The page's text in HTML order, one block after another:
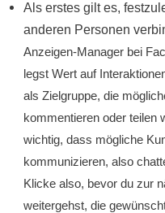
Als erstes gilt es,
anderen Personen
Anzeigen-Manager bei
legst Wert auf
als Zielgruppe, die
kommentieren oder teilen
wichtig, dass mögliche
kommunizieren, also
Klicke also, bevor du zur
weitergehst, die